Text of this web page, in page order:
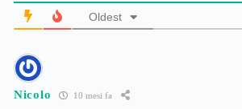
Oldest
Nicolo 10 mesi fa